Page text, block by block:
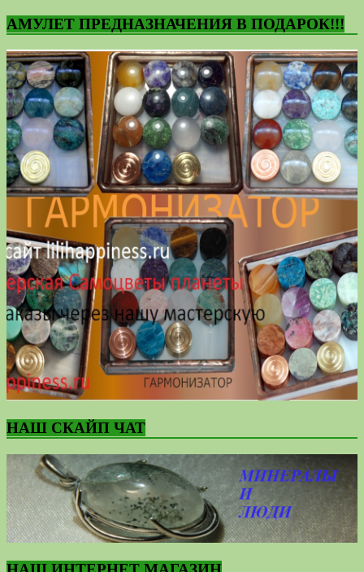
АМУЛЕТ ПРЕДНАЗНАЧЕНИЯ В ПОДАРОК!!!
НАШ СКАЙП ЧАТ